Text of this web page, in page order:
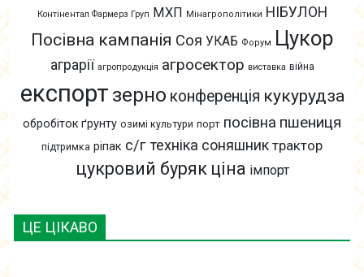
ЦЕ ЦІКАВО
Контінентал Фармерз Груп МХП Мінагрополітики НІБУЛОН
Посівна кампанія Соя УКАБ Форум Цукор
аграрії агропродукція агросектор виставка війна
експорт зерно конференція кукурудза
обробіток ґрунту озимі культури порт посівна пшениця
підтримка ріпак с/г техніка соняшник трактор
цукровий буряк ціна імпорт